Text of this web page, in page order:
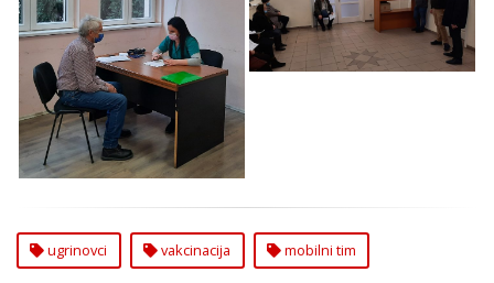
Mobilni Tim za
Vakcinaciju u
Ugrinovcima
Vakcinaciju u
Ugrinovcima
ugrinovci vakcinacija mobilni tim